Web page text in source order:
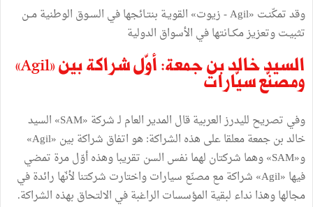
وقد تمكّنـت «Agil - زيوت» القويـة بنتـائجها في السـوق الوطنية مــن
تثبيـت وتعزيز مكــانتها في الأسواق الدولية
السيد خالد بن جمعة: أوّل شراكة بين »Agil«
ومصنّع سيّارات
وفي تصريح لليدرز العربية قال المدير العام لـ شركة «SAM» السيد
خالد بن جمعة معلقا على هذه الشراكة: هو اتفاق شراكة بين «Agil»
و«SAM» وهما شركتان لهما نفس السن تقريبا وهذه أوّل مرة تمضي
فيها «Agil» شراكة مع مصنّع سيارات واختارت شركتنا لأنّها رائدة في
مجالها وهذا نداء لبقية المؤسسات الراغبة في الالتحاق بهذه الشراكة.